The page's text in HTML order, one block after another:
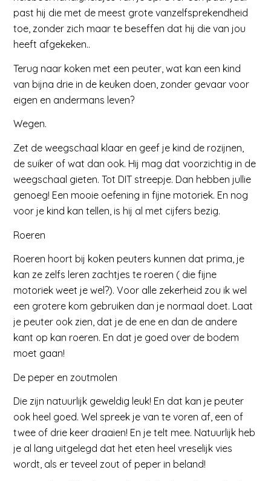
past hij die met de meest grote vanzelfsprekendheid
toe, zonder zich maar te beseffen dat hij die van jou
heeft afgekeken..
Terug naar koken met een peuter, wat kan een kind
van bijna drie in de keuken doen, zonder gevaar voor
eigen en andermans leven?
Wegen.
Zet de weegschaal klaar en geef je kind de rozijnen,
de suiker of wat dan ook. Hij mag dat voorzichtig in de
weegschaal gieten. Tot DIT streepje. Dan hebben jullie
genoeg! Een mooie oefening in fijne motoriek. En nog
voor je kind kan tellen, is hij al met cijfers bezig.
Roeren
Roeren hoort bij koken peuters kunnen dat prima, je
kan ze zelfs leren zachtjes te roeren ( die fijne
motoriek weet je wel?). Voor alle zekerheid zou ik wel
een grotere kom gebruiken dan je normaal doet. Laat
je peuter ook zien, dat je de ene en dan de andere
kant op kan roeren. En dat je goed over de bodem
moet gaan!
De peper en zoutmolen
Die zijn natuurlijk geweldig leuk! En dat kan je peuter
ook heel goed. Wel spreek je van te voren af, een of
twee of drie keer draaien! En je telt mee. Natuurlijk heb
je al lang uitgelegd dat het eten heel vreselijk vies
wordt, als er teveel zout of peper in beland!